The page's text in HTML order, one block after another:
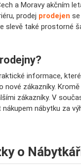
a Moravy akčním
prodej prodejen
slevě také prostorné
informace,
nové zákazníky.
zákazníky. V
nábytku za
o